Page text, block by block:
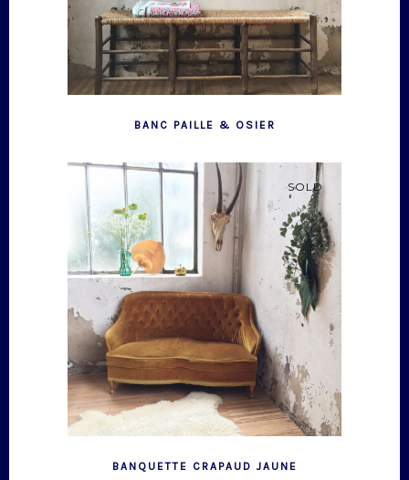
BANC PAILLE & OSIER
SOLD
BANQUETTE CRAPAUD JAUNE